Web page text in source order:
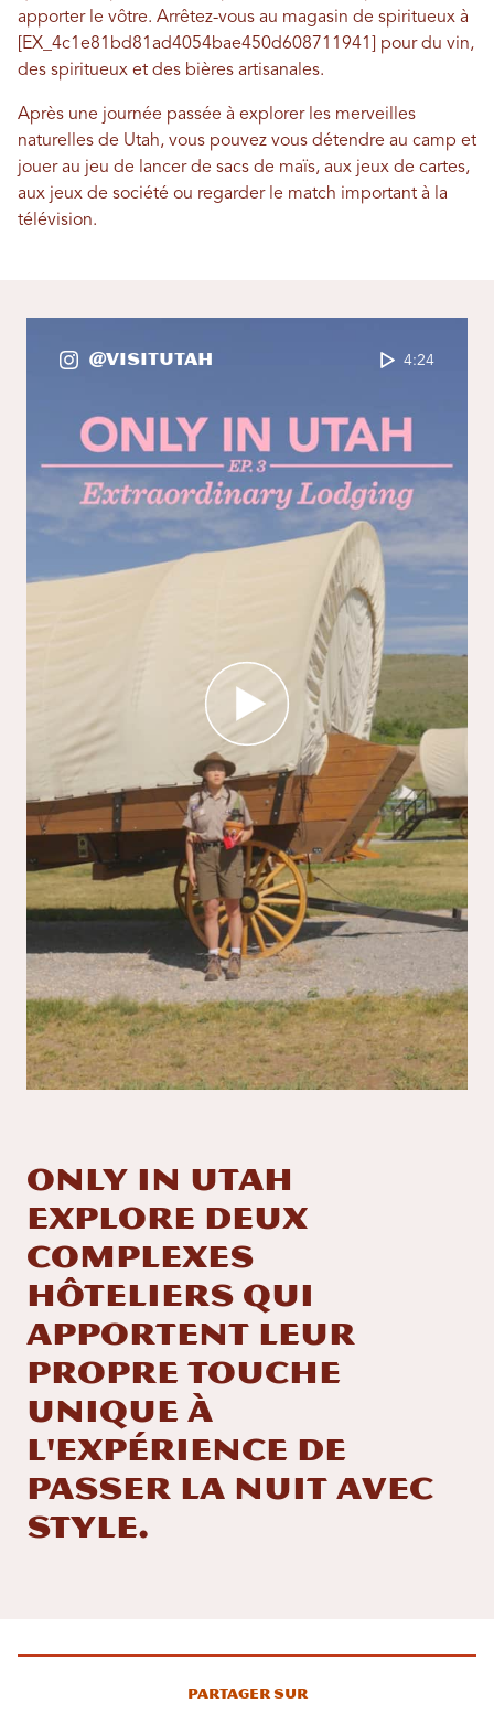
apporter le vôtre. Arrêtez-vous au magasin de spiritueux à
[EX_4c1e81bd81ad4054bae450d608711941] pour du vin,
des spiritueux et des bières artisanales.
Après une journée passée à explorer les merveilles
naturelles de Utah, vous pouvez vous détendre au camp et
jouer au jeu de lancer de sacs de maïs, aux jeux de cartes,
aux jeux de société ou regarder le match important à la
télévision.
@VisitUtah 4:24
Only In Utah
explore deux
complexes
hôteliers qui
apportent leur
propre touche
unique à
l'expérience de
passer la nuit avec
style.
Partager sur